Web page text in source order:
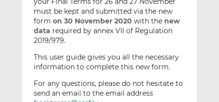
must be kept and submitted via the new
form on 30 November 2020 with the new
data required by annex VII of Regulation
2019/979.
This user guide gives you all the necessary
information to complete this new form.
For any questions, please do not hesitate to
send an email to the email address